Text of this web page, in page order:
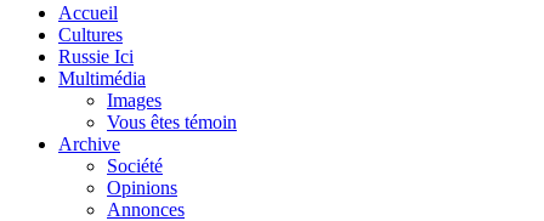
Accueil
Cultures
Russie Ici
Multimédia
Images
Vous êtes témoin
Archive
Société
Opinions
Annonces